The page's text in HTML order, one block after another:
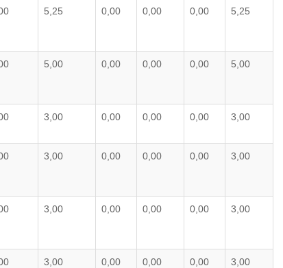
5,25 0,00 0,00 0,00 5,25
5,00 0,00 0,00 0,00 5,00
3,00 0,00 0,00 0,00 3,00
3,00 0,00 0,00 0,00 3,00
3,00 0,00 0,00 0,00 3,00
3,00 0,00 0,00 0,00 3,00